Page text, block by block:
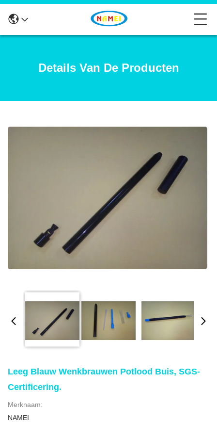
Details Van De Producten
Leeg Blauw Wenkbrauwen Potlood Buis, SGS-
Certificering.
Merknaam:
NAMEI